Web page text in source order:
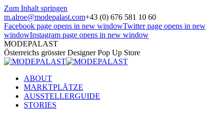
Zum Inhalt springen
m.alroe@modepalast.com+43 (0) 676 581 10 60
Facebook page opens in new windowTwitter page opens in new
windowInstagram page opens in new window
MODEPALAST
Österreichs grösster Designer Pop Up Store
ABOUT
MARKTPLÄTZE
AUSSTELLERGUIDE
STORIES